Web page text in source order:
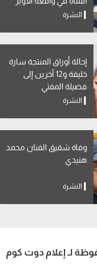
النشرة
إحالة أوراق المنتجة سارة
خليفة و12 آخرين إلى
فضيلة المفتي
النشرة
وفاة شقيق الفنان محمد
هنيدي
النشرة
لـ إعلام دوت كوم